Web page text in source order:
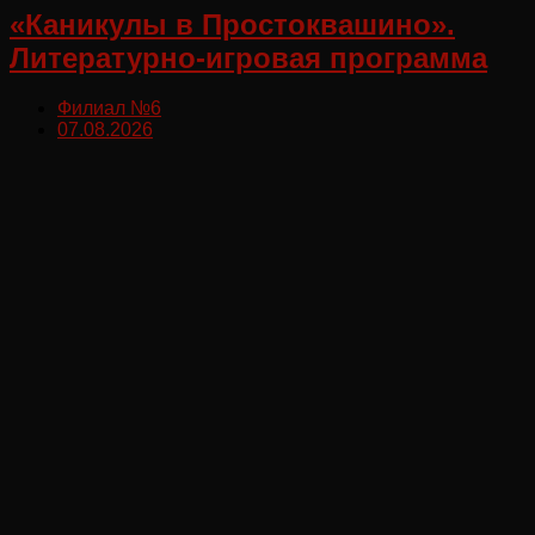
«Каникулы в Простоквашино».
Литературно-игровая программа
Филиал №6
07.08.2026